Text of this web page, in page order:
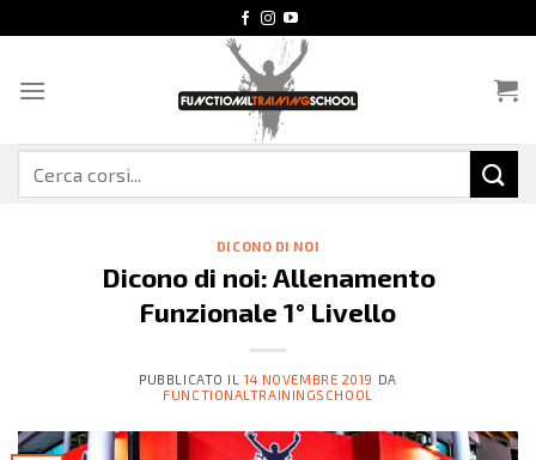
ai
DICONO DI NOI
Dicono di noi: Allenamento
Funzionale 1° Livello
PUBBLICATO IL14 NOVEMBRE 2019 DA
FUNCTIONALTRAININGSCHOOL